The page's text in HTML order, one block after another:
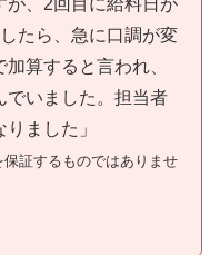
たら、急に口調が変
算すると言われ、
でいました。担当者
ました」
証するものではありませ